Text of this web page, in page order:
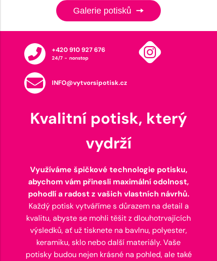
Galerie potisků
+420 910 927 676
24/7 - nonstop
INFO@vytvorsipotisk.cz
Kvalitní potisk, který
vydrží
Využíváme špičkové technologie potisku,
abychom vám přinesli maximální odolnost,
pohodlí a radost z vašich vlastních návrhů.
Každý potisk vytváříme s důrazem na detail a
kvalitu, abyste se mohli těšit z dlouhotrvajících
výsledků, ať už tisknete na bavlnu, polyester,
keramiku, sklo nebo další materiály. Vaše
potisky budou nejen krásné na pohled, ale také